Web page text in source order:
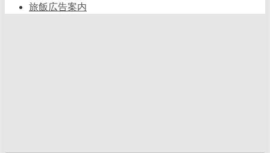
旅飯広告案内